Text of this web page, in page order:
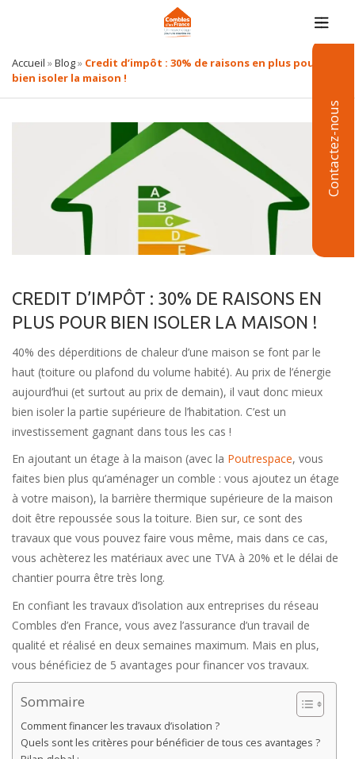
Contactez-nous
Accueil »Blog» Credit d’impôt : 30% de raisons en plus pour
bien isoler la maison !
CREDIT D’IMPÔT : 30% DE RAISONS EN
PLUS POUR BIEN ISOLER LA MAISON !
40% des déperditions de chaleur d’une maison se font par le
haut (toiture ou plafond du volume habité). Au prix de l’énergie
aujourd’hui (et surtout au prix de demain), il vaut donc mieux
bien isoler la partie supérieure de l’habitation. C’est un
investissement gagnant dans tous les cas !
En ajoutant un étage à la maison (avec la Poutrespace, vous
faites bien plus qu’aménager un comble : vous ajoutez un étage
à votre maison), la barrière thermique supérieure de la maison
doit être repoussée sous la toiture. Bien sur, ce sont des
travaux que vous pouvez faire vous même, mais dans ce cas,
vous achèterez les matériaux avec une TVA à 20% et le délai de
chantier pourra être très long.
En confiant les travaux d’isolation aux entreprises du réseau
Combles d’en France, vous avez l’assurance d’un travail de
qualité et réalisé en deux semaines maximum. Mais en plus,
vous bénéficiez de 5 avantages pour financer vos travaux.
Sommaire
Comment financer les travaux d’isolation ?
Quels sont les critères pour bénéficier de tous ces avantages ?